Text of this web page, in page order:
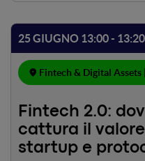
25 GIUGNO 13:00 - 13:20
Fintech & Digital Assets |
Fintech 2.0:
cattura il
startup e